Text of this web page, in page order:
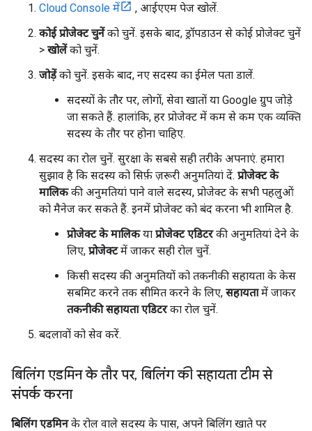
Cloud Console में
, आईएएम पेज खोलें.
कोई प्रोजेक्ट चुनेंको चुनें. इसके बाद, ड्रॉपडाउन से कोई प्रोजेक्ट चुनें
> खोलेंको चुनें.
जोड़ेंको चुनें. इसके बाद, नए सदस्य का ईमेल पता डालें.
सदस्यों के तौर पर, लोगों, सेवा खातों या Google ग्रुप जोड़े
जा सकते हैं. हालांकि, हर प्रोजेक्ट में कम से कम एक व्यक्ति
सदस्य के तौर पर होना चाहिए.
सदस्य का रोल चुनें. सुरक्षा के सबसे सही तरीके अपनाएं. हमारा
सुझाव है कि सदस्य को सिर्फ़ ज़रूरी अनुमतियां दें. प्रोजेक्ट के
मालिककी अनुमतियां पाने वाले सदस्य, प्रोजेक्ट के सभी पहलुओं
को मैनेज कर सकते हैं. इनमें प्रोजेक्ट को बंद करना भी शामिल है.
प्रोजेक्ट के मालिकया प्रोजेक्ट एडिटरकी अनुमतियां देने के
लिए, प्रोजेक्टमें जाकर सही रोल चुनें.
किसी सदस्य की अनुमतियों को तकनीकी सहायता के केस
सबमिट करने तक सीमित करने के लिए, सहायतामें जाकर
तकनीकी सहायता एडिटरका रोल चुनें.
बदलावों को सेव करें.
बिलिंग एडमिन के तौर पर, बिलिंग की सहायता टीम से
संपर्क करना
बिलिंग एडमिनके रोल वाले सदस्य के पास, अपने बिलिंग खाते पर